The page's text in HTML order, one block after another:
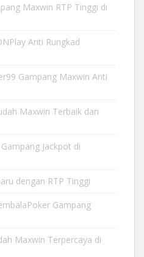
Maxwin RTP Tinggi di
Anti Rungkad
Gampang Maxwin Anti
Maxwin Terbaik dan
Jackpot di
dengan RTP Tinggi
Gampang
Maxwin Terpercaya di